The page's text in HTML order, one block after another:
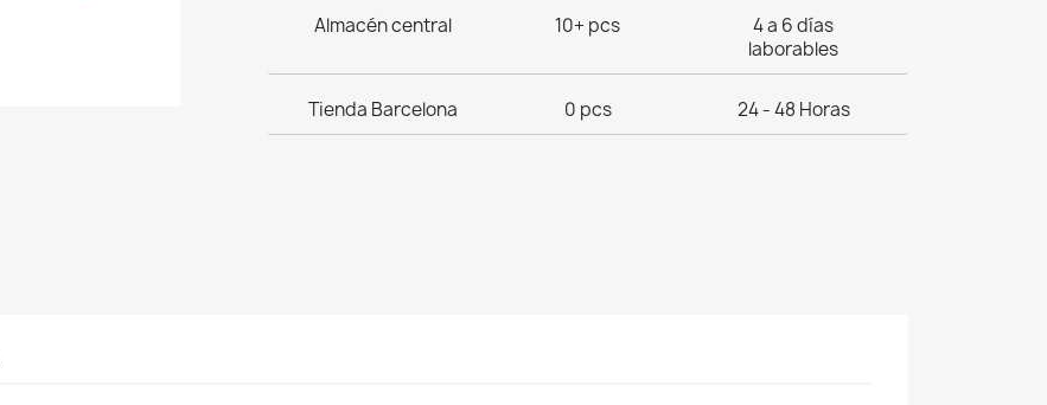
Almacén central 10+ pcs
4 a 6 días
laborables
Tienda Barcelona 0 pcs 24 - 48 Horas